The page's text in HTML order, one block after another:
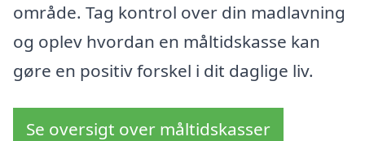
område. Tag kontrol over din madlavning
og oplev hvordan en måltidskasse kan
gøre en positiv forskel i dit daglige liv.
Se oversigt over måltidskasser